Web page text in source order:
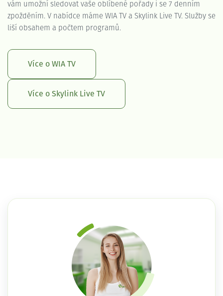
vám umožní sledovat vaše oblíbené pořady i se 7 denním
zpožděním. V nabídce máme WIA TV a Skylink Live TV. Služby se
liší obsahem a počtem programů.
Více o WIA TV
Více o Skylink Live TV